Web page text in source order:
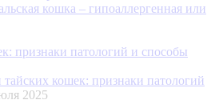
кошка – гипоаллергенная или
тайских кошек: признаки патологий
2025